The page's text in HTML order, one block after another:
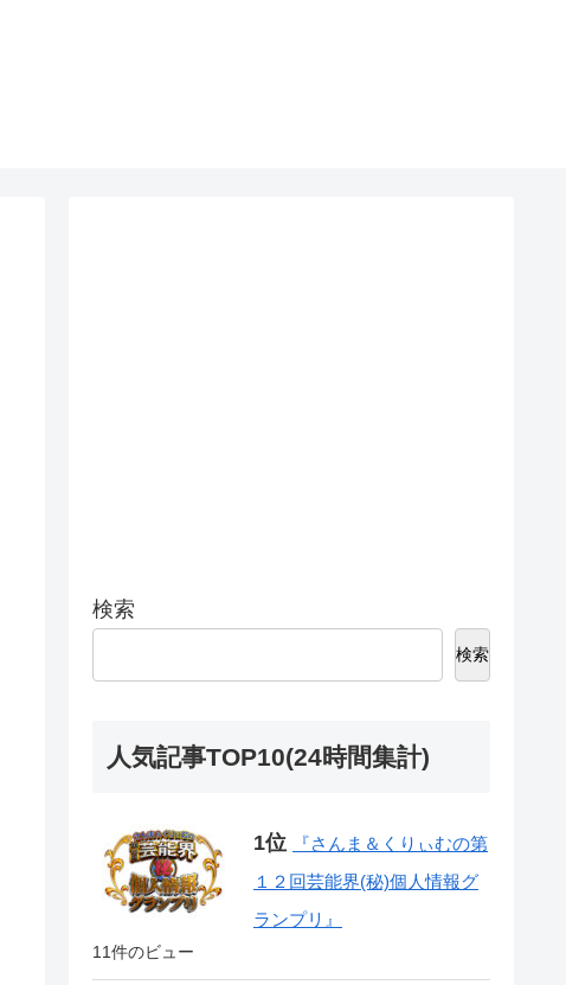
検索
検索
人気記事TOP10(24時間集計)
『さんま＆くりぃむの第
１２回芸能界(秘)個人情報グ
ランプリ』
11件のビュー